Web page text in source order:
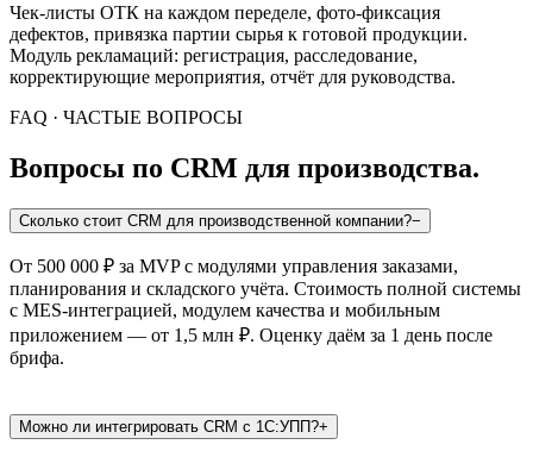
Чек-листы ОТК на каждом переделе, фото-фиксация
дефектов, привязка партии сырья к готовой продукции.
Модуль рекламаций: регистрация, расследование,
корректирующие мероприятия, отчёт для руководства.
FAQ · ЧАСТЫЕ ВОПРОСЫ
Вопросы по CRM для производства.
Сколько стоит CRM для производственной компании?−
От 500 000 ₽ за MVP с модулями управления заказами,
планирования и складского учёта. Стоимость полной системы
с MES-интеграцией, модулем качества и мобильным
приложением — от 1,5 млн ₽. Оценку даём за 1 день после
брифа.
Можно ли интегрировать CRM с 1С:УПП?+